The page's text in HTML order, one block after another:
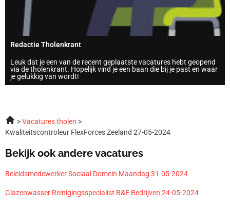
Redactie Tholenkrant
Leuk dat je een van de recent geplaatste vacatures hebt geopend
via de tholenkrant. Hopelijk vind je een baan die bij je past en waar
je gelukkig van wordt!
Vacatures tholen
Kwaliteitscontroleur FlexForces Zeeland 27-05-2024
Bekijk ook andere vacatures
Beleidsmedewerker Sociaal Domein Maandag 31-05-2024
Glazenwasser Reinigingsspecialist B&E Bedrijven 24-05-2024